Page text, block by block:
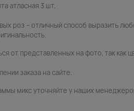
атласная 3 шт.
роз – отличный способ выразить
от представленных на фото, так как
заказа на сайте.
микс уточняйте у наших